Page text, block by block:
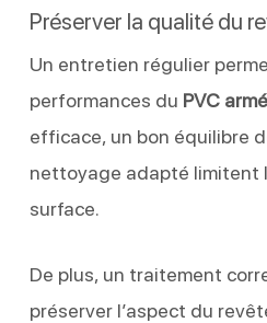
Préserver la qualité du
Un entretien régulier
performances du PVC armé
efficace, un bon équilibre
nettoyage adapté limitent
surface.
De plus, un traitement
préserver l’aspect du